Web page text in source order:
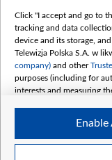
Click "I accept and go to
tracking and data
device and its storage,
Telewizja Polska S.A. w
company) and other
purposes (including for
interests and measuring
The purposes of
follows: